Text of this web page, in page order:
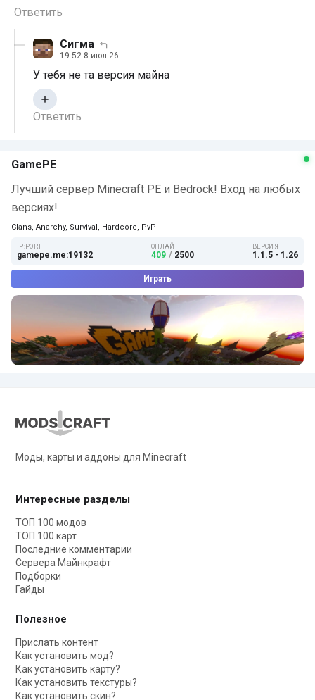
Ответить
Сигма
19:52 8 июл 26
У тебя не та версия майна
Ответить
GamePE
Лучший сервер Minecraft PE и Bedrock! Вход на любых
версиях!
Clans, Anarchy, Survival, Hardcore, PvP
IP:PORT
gamepe.me:19132
ОНЛАЙН
409 / 2500
ВЕРСИЯ
1.1.5 - 1.26
Играть
Моды, карты и аддоны для Minecraft
Интересные разделы
ТОП 100 модов
ТОП 100 карт
Последние комментарии
Сервера Майнкрафт
Подборки
Гайды
Полезное
Прислать контент
Как установить мод?
Как установить карту?
Как установить текстуры?
Как установить скин?